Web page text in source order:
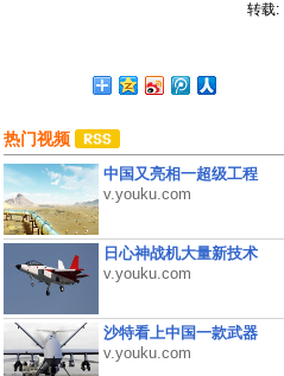
转载:
热门视频
中国又亮相一超级工程
v.youku.com
日心神战机大量新技术
v.youku.com
沙特看上中国一款武器
v.youku.com